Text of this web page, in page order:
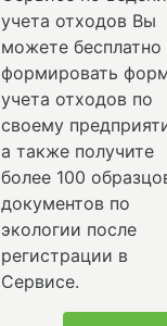
учета отходов Вы
можете бесплатно
формировать
учета отходов по
своему
а также получите
более 100
документов по
экологии после
регистрации в
Сервисе.